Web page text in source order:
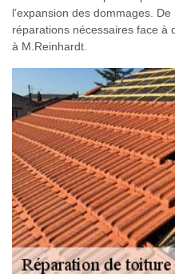
l’expansion des dommages.
réparations nécessaires face à
à M.Reinhardt.